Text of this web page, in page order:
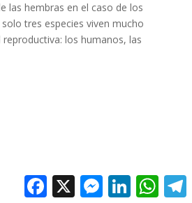
las hembras en el caso de los
tres especies viven mucho
los humanos, las
Facebook Messenger
LinkedIn